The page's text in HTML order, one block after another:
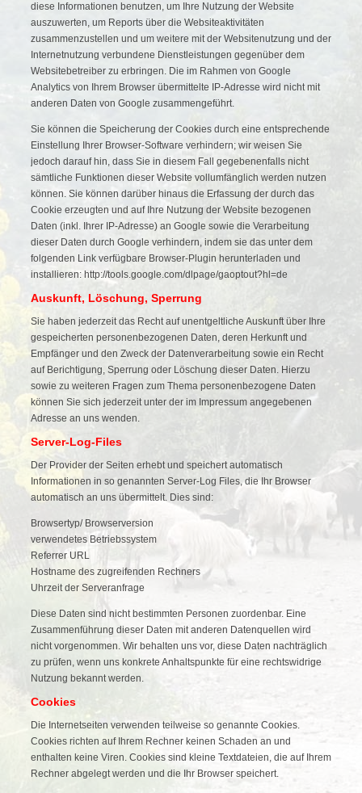
diese Informationen benutzen, um Ihre Nutzung der Website
auszuwerten, um Reports über die Websiteaktivitäten
zusammenzustellen und um weitere mit der Websitenutzung und der
Internetnutzung verbundene Dienstleistungen gegenüber dem
Websitebetreiber zu erbringen. Die im Rahmen von Google
Analytics von Ihrem Browser übermittelte IP-Adresse wird nicht mit
anderen Daten von Google zusammengeführt.
Sie können die Speicherung der Cookies durch eine entsprechende
Einstellung Ihrer Browser-Software verhindern; wir weisen Sie
jedoch darauf hin, dass Sie in diesem Fall gegebenenfalls nicht
sämtliche Funktionen dieser Website vollumfänglich werden nutzen
können. Sie können darüber hinaus die Erfassung der durch das
Cookie erzeugten und auf Ihre Nutzung der Website bezogenen
Daten (inkl. Ihrer IP-Adresse) an Google sowie die Verarbeitung
dieser Daten durch Google verhindern, indem sie das unter dem
folgenden Link verfügbare Browser-Plugin herunterladen und
installieren: http://tools.google.com/dlpage/gaoptout?hl=de
Auskunft, Löschung, Sperrung
Sie haben jederzeit das Recht auf unentgeltliche Auskunft über Ihre
gespeicherten personenbezogenen Daten, deren Herkunft und
Empfänger und den Zweck der Datenverarbeitung sowie ein Recht
auf Berichtigung, Sperrung oder Löschung dieser Daten. Hierzu
sowie zu weiteren Fragen zum Thema personenbezogene Daten
können Sie sich jederzeit unter der im Impressum angegebenen
Adresse an uns wenden.
Server-Log-Files
Der Provider der Seiten erhebt und speichert automatisch
Informationen in so genannten Server-Log Files, die Ihr Browser
automatisch an uns übermittelt. Dies sind:
Browsertyp/ Browserversion
verwendetes Betriebssystem
Referrer URL
Hostname des zugreifenden Rechners
Uhrzeit der Serveranfrage
Diese Daten sind nicht bestimmten Personen zuordenbar. Eine
Zusammenführung dieser Daten mit anderen Datenquellen wird
nicht vorgenommen. Wir behalten uns vor, diese Daten nachträglich
zu prüfen, wenn uns konkrete Anhaltspunkte für eine rechtswidrige
Nutzung bekannt werden.
Cookies
Die Internetseiten verwenden teilweise so genannte Cookies.
Cookies richten auf Ihrem Rechner keinen Schaden an und
enthalten keine Viren. Cookies sind kleine Textdateien, die auf Ihrem
Rechner abgelegt werden und die Ihr Browser speichert.